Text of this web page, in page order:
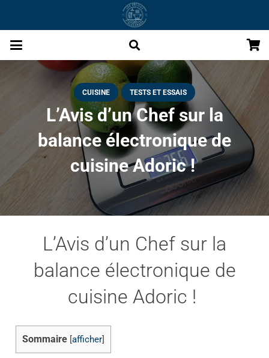
CUISINE TESTS ET ESSAIS
L’Avis d’un Chef sur la
balance électronique de
cuisine Adoric !
L’Avis d’un Chef sur la
balance électronique de
cuisine Adoric !
Sommaire afficher]